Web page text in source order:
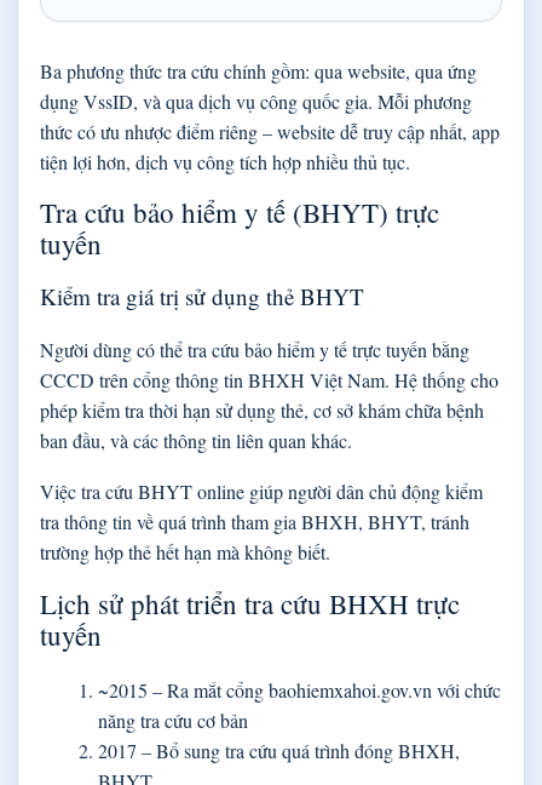
Ba phương thức tra cứu chính gồm: qua website, qua ứng
dụng VssID, và qua dịch vụ công quốc gia. Mỗi phương
thức có ưu nhược điểm riêng – website dễ truy cập nhất, app
tiện lợi hơn, dịch vụ công tích hợp nhiều thủ tục.
Tra cứu bảo hiểm y tế (BHYT) trực
tuyến
Kiểm tra giá trị sử dụng thẻ BHYT
Người dùng có thể tra cứu bảo hiểm y tế trực tuyến bằng
CCCD trên cổng thông tin BHXH Việt Nam. Hệ thống cho
phép kiểm tra thời hạn sử dụng thẻ, cơ sở khám chữa bệnh
ban đầu, và các thông tin liên quan khác.
Việc tra cứu BHYT online giúp người dân chủ động kiểm
tra thông tin về quá trình tham gia BHXH, BHYT, tránh
trường hợp thẻ hết hạn mà không biết.
Lịch sử phát triển tra cứu BHXH trực
tuyến
~2015 – Ra mắt cổng baohiemxahoi.gov.vn với chức
năng tra cứu cơ bản
2017 – Bổ sung tra cứu quá trình đóng BHXH,